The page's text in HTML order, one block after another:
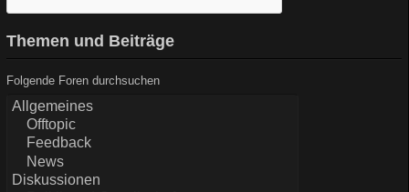
Themen und Beiträge
Folgende Foren durchsuchen